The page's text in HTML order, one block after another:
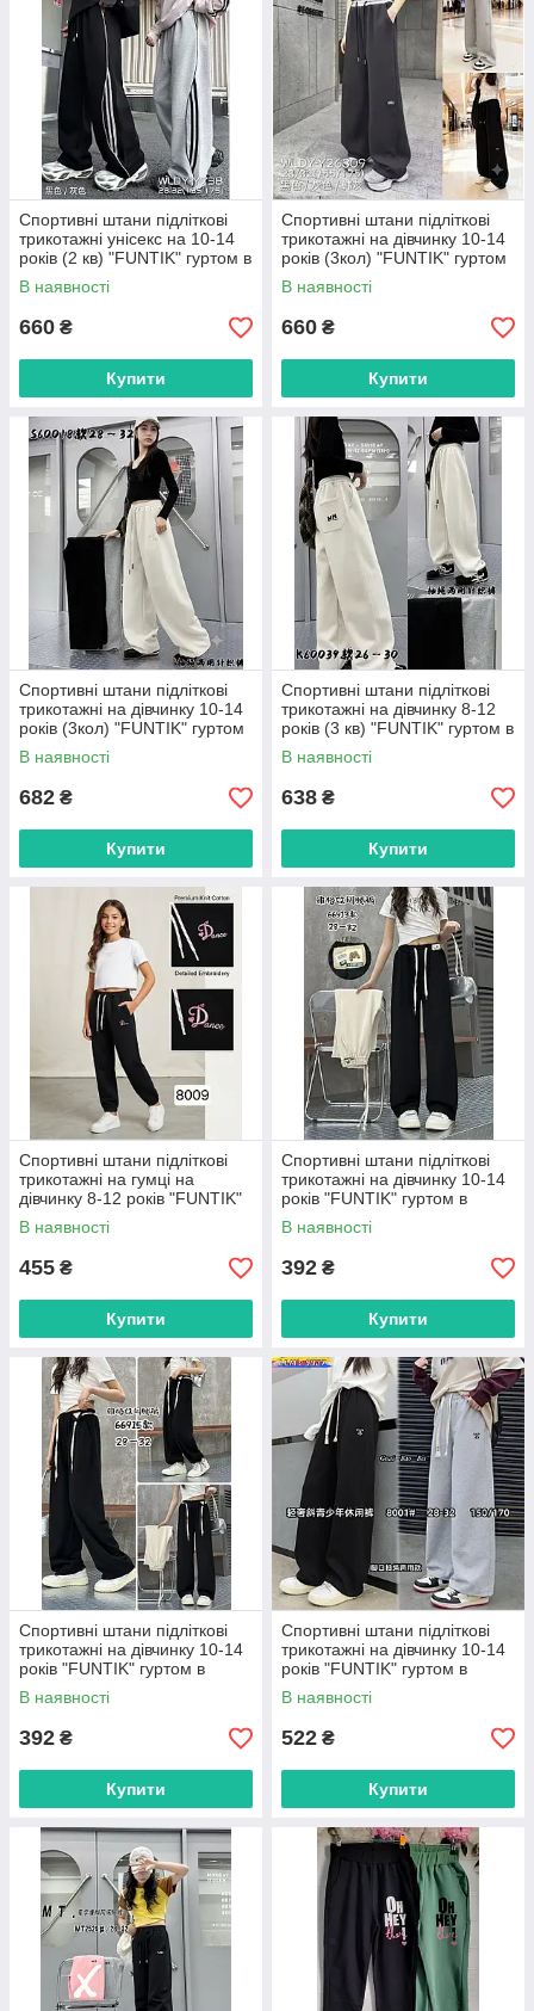
Спортивні штани підліткові
трикотажні унісекс на 10-14
років (2 кв) "FUNTIK" гуртом в
Одесі на 7 км
В наявності
660 ₴
Купити
Спортивні штани підліткові
трикотажні на дівчинку 10-14
років (3кол) "FUNTIK" гуртом
в Одесі на 7 км
В наявності
660 ₴
Купити
Спортивні штани підліткові
трикотажні на дівчинку 10-14
років (3кол) "FUNTIK" гуртом
в Одесі на 7 км
В наявності
682 ₴
Купити
Спортивні штани підліткові
трикотажні на дівчинку 8-12
років (3 кв) "FUNTIK" гуртом в
Одесі на 7 км
В наявності
638 ₴
Купити
Спортивні штани підліткові
трикотажні на гумці на
дівчинку 8-12 років "FUNTIK"
гуртом в Одесі на 7 км
В наявності
455 ₴
Купити
Спортивні штани підліткові
трикотажні на дівчинку 10-14
років "FUNTIK" гуртом в
Одесі на 7 км
В наявності
392 ₴
Купити
Спортивні штани підліткові
трикотажні на дівчинку 10-14
років "FUNTIK" гуртом в
Одесі на 7 км
В наявності
392 ₴
Купити
Спортивні штани підліткові
трикотажні на дівчинку 10-14
років "FUNTIK" гуртом в
Одесі на 7 км
В наявності
522 ₴
Купити